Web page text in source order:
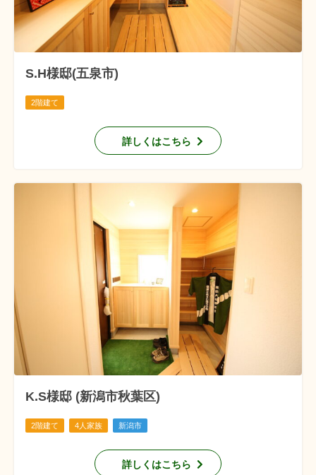
S.H様邸(五泉市)
2階建て
詳しくはこちら
K.S様邸 (新潟市秋葉区)
2階建て 4人家族 新潟市
詳しくはこちら